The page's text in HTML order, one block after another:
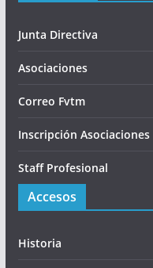
Junta Directiva
Asociaciones
Correo Fvtm
Inscripción Asociaciones
Staff Profesional
Accesos
Historia